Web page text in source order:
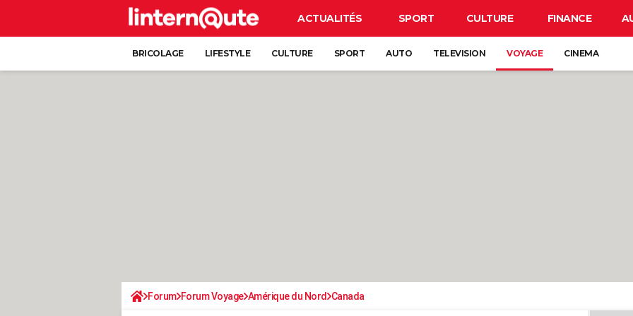
ACTUALITÉS SPORT CULTURE FINANCE
BRICOLAGE LIFESTYLE CULTURE SPORT AUTO TELEVISION VOYAGE CINEMA
Forum Forum Voyage Amérique du Nord Canada